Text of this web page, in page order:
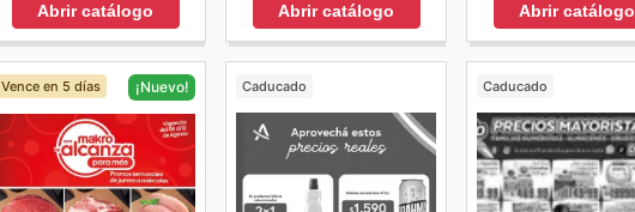
Abrir catálogo Abrir catálogo Abrir catálogo
Vence en 5 días ¡Nuevo! Caducado Caducado